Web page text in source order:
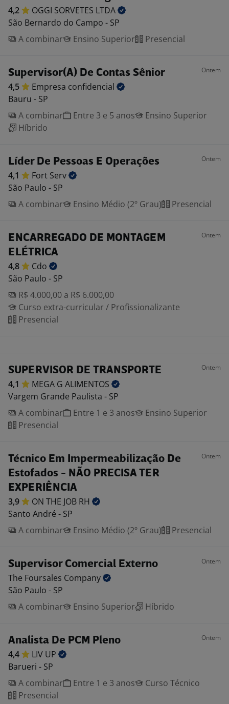
4,2 OGGI SORVETES LTDA
São Bernardo do Campo - SP
A combinar
Ensino Superior Presencial
Supervisor(A) De Contas Sênior Ontem
4,5 Empresa confidencial
Bauru - SP
A combinar
Entre 3 e 5 anos
Ensino Superior
Híbrido
Líder De Pessoas E Operações Ontem
4,1 Fort Serv
São Paulo - SP
A combinar
Ensino Médio (2º Grau) Presencial
ENCARREGADO DE MONTAGEM
ELÉTRICA
Ontem
4,8
Cdo
São Paulo - SP
R$ 4.000,00 a R$ 6.000,00
Curso extra-curricular / Profissionalizante
Presencial
SUPERVISOR DE TRANSPORTE Ontem
4,1 MEGA G ALIMENTOS
Vargem Grande Paulista - SP
A combinar
Entre 1 e 3 anos
Ensino Superior
Presencial
Técnico Em Impermeabilização De
Estofados - NÃO PRECISA TER
EXPERIÊNCIA
Ontem
3,9 ON THE JOB RH
Santo André - SP
A combinar
Ensino Médio (2º Grau) Presencial
Supervisor Comercial Externo Ontem
The Foursales Company
São Paulo - SP
A combinar
Ensino Superior Híbrido
Analista De PCM Pleno Ontem
4,4 LIV UP
Barueri - SP
A combinar
Entre 1 e 3 anos
Curso Técnico
Presencial